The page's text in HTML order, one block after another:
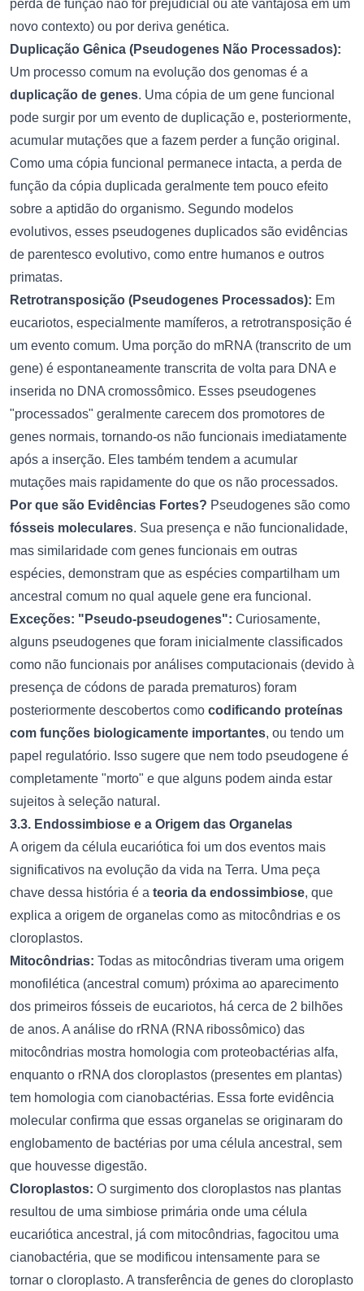
perda de função não for prejudicial ou até vantajosa em um
novo contexto) ou por deriva genética.
Duplicação Gênica (Pseudogenes Não Processados):
Um processo comum na evolução dos genomas é a
duplicação de genes. Uma cópia de um gene funcional
pode surgir por um evento de duplicação e, posteriormente,
acumular mutações que a fazem perder a função original.
Como uma cópia funcional permanece intacta, a perda de
função da cópia duplicada geralmente tem pouco efeito
sobre a aptidão do organismo. Segundo modelos
evolutivos, esses pseudogenes duplicados são evidências
de parentesco evolutivo, como entre humanos e outros
primatas.
Retrotransposição (Pseudogenes Processados): Em
eucariotos, especialmente mamíferos, a retrotransposição é
um evento comum. Uma porção do mRNA (transcrito de um
gene) é espontaneamente transcrita de volta para DNA e
inserida no DNA cromossômico. Esses pseudogenes
"processados" geralmente carecem dos promotores de
genes normais, tornando-os não funcionais imediatamente
após a inserção. Eles também tendem a acumular
mutações mais rapidamente do que os não processados.
Por que são Evidências Fortes? Pseudogenes são como
fósseis moleculares. Sua presença e não funcionalidade,
mas similaridade com genes funcionais em outras
espécies, demonstram que as espécies compartilham um
ancestral comum no qual aquele gene era funcional.
Exceções: "Pseudo-pseudogenes": Curiosamente,
alguns pseudogenes que foram inicialmente classificados
como não funcionais por análises computacionais (devido à
presença de códons de parada prematuros) foram
posteriormente descobertos como codificando proteínas
com funções biologicamente importantes, ou tendo um
papel regulatório. Isso sugere que nem todo pseudogene é
completamente "morto" e que alguns podem ainda estar
sujeitos à seleção natural.
3.3. Endossimbiose e a Origem das Organelas
A origem da célula eucariótica foi um dos eventos mais
significativos na evolução da vida na Terra. Uma peça
chave dessa história é a teoria da endossimbiose, que
explica a origem de organelas como as mitocôndrias e os
cloroplastos.
Mitocôndrias: Todas as mitocôndrias tiveram uma origem
monofilética (ancestral comum) próxima ao aparecimento
dos primeiros fósseis de eucariotos, há cerca de 2 bilhões
de anos. A análise do rRNA (RNA ribossômico) das
mitocôndrias mostra homologia com proteobactérias alfa,
enquanto o rRNA dos cloroplastos (presentes em plantas)
tem homologia com cianobactérias. Essa forte evidência
molecular confirma que essas organelas se originaram do
englobamento de bactérias por uma célula ancestral, sem
que houvesse digestão.
Cloroplastos: O surgimento dos cloroplastos nas plantas
resultou de uma simbiose primária onde uma célula
eucariótica ancestral, já com mitocôndrias, fagocitou uma
cianobactéria, que se modificou intensamente para se
tornar o cloroplasto. A transferência de genes do cloroplasto